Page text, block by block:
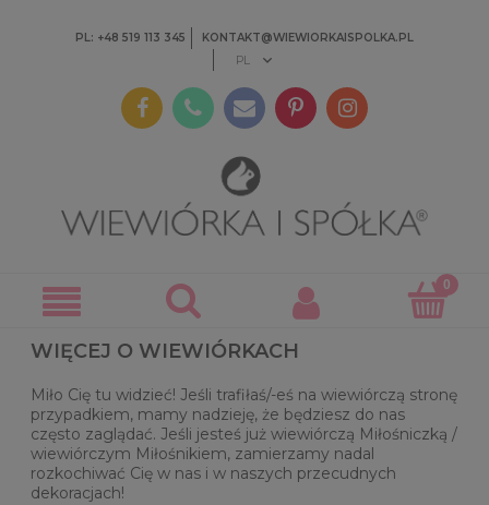
PL: +48 519 113 345 KONTAKT@WIEWIORKAISPOLKA.PL
WIĘCEJ O WIEWIÓRKACH
Miło Cię tu widzieć! Jeśli trafiłaś/-eś na wiewiórczą stronę
przypadkiem, mamy nadzieję, że będziesz do nas
często zaglądać. Jeśli jesteś już wiewiórczą Miłośniczką /
wiewiórczym Miłośnikiem, zamierzamy nadal
rozkochiwać Cię w nas i w naszych przecudnych
dekoracjach!